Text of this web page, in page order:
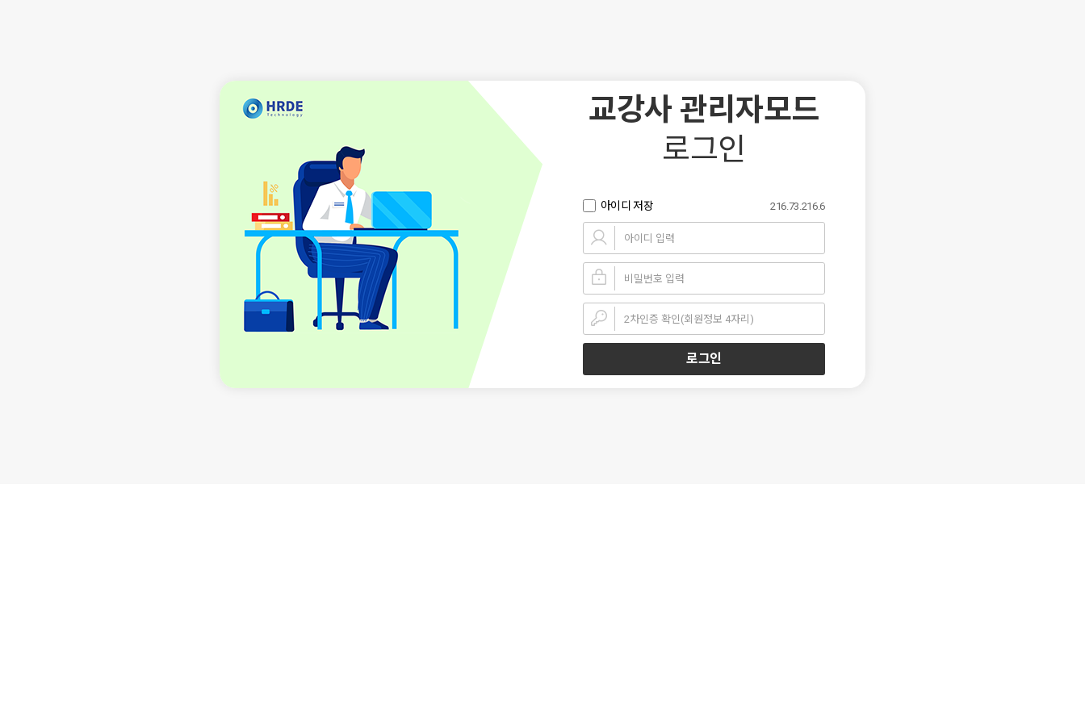
교강사 관리자모드
로그인
216.73.216.6
아이디 저장
로그인